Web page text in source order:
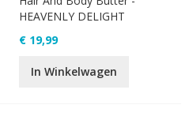
HEAVENLY DELIGHT
€ 19,99
In Winkelwagen